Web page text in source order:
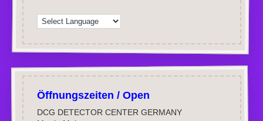
Öffnungszeiten / Open
DCG DETECTOR CENTER GERMANY